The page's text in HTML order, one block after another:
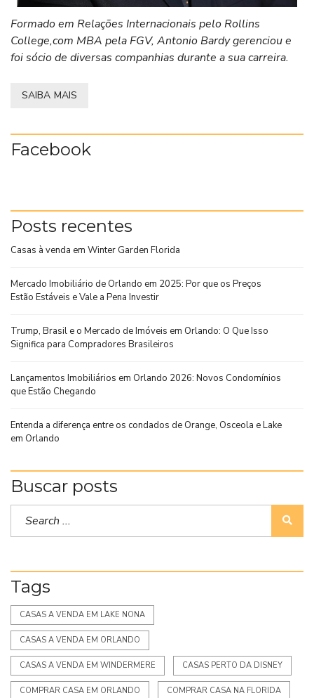
Formado em Relações Internacionais pelo Rollins
College,com MBA pela FGV, Antonio Bardy gerenciou e
foi sócio de diversas companhias durante a sua carreira.
SAIBA MAIS
Facebook
Posts recentes
Casas à venda em Winter Garden Florida
Mercado Imobiliário de Orlando em 2025: Por que os Preços
Estão Estáveis e Vale a Pena Investir
Trump, Brasil e o Mercado de Imóveis em Orlando: O Que Isso
Significa para Compradores Brasileiros
Lançamentos Imobiliários em Orlando 2026: Novos Condomínios
que Estão Chegando
Entenda a diferença entre os condados de Orange, Osceola e Lake
em Orlando
Buscar posts
Tags
CASAS A VENDA EM LAKE NONA
CASAS A VENDA EM ORLANDO
CASAS A VENDA EM WINDERMERE CASAS PERTO DA DISNEY
COMPRAR CASA EM ORLANDO COMPRAR CASA NA FLORIDA